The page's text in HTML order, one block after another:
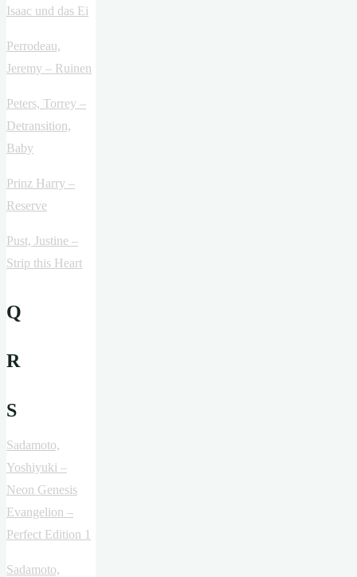
Isaac und das Ei
Perrodeau,
Jeremy – Ruinen
Peters, Torrey –
Detransition,
Baby
Prinz Harry –
Reserve
Pust, Justine –
Strip this Heart
Q
R
S
Sadamoto,
Yoshiyuki –
Neon Genesis
Evangelion –
Perfect Edition 1
Sadamoto,